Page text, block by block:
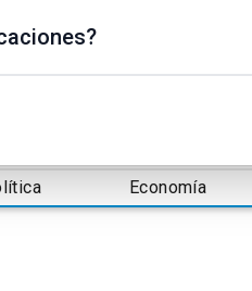
Economía